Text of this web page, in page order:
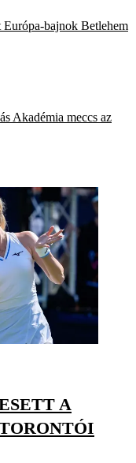
bajnok Betlehem
Akadémia meccs az
A